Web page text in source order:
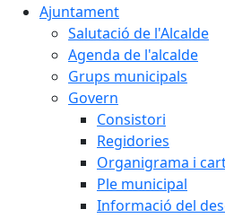
Ajuntament
Salutació de l'Alcalde
Agenda de l'alcalde
Grups municipals
Govern
Consistori
Regidories
Organigrama i
Ple municipal
Informació del